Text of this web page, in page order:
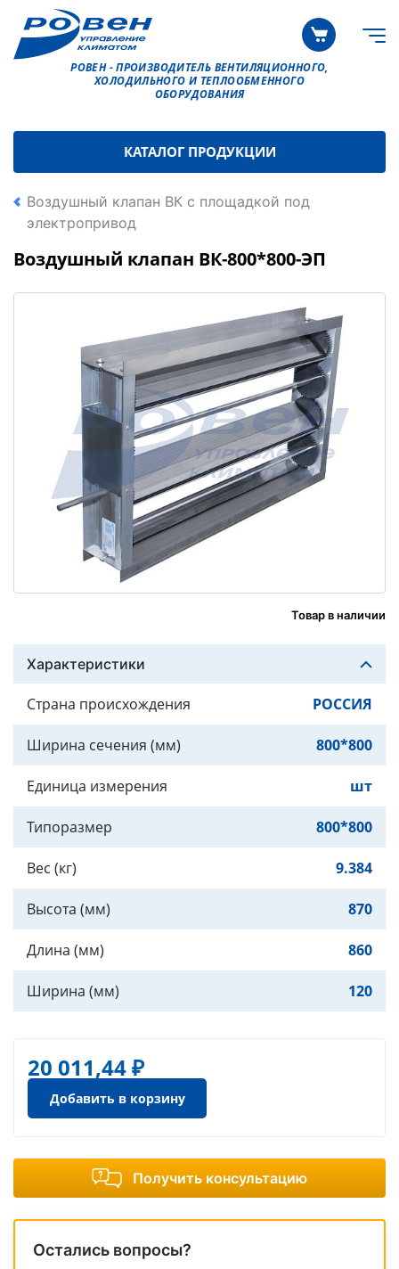
РОВЕН - ПРОИЗВОДИТЕЛЬ ВЕНТИЛЯЦИОННОГО,
ХОЛОДИЛЬНОГО И ТЕПЛООБМЕННОГО
ОБОРУДОВАНИЯ
КАТАЛОГ ПРОДУКЦИИ
Воздушный клапан ВК с площадкой под
электропривод
Воздушный клапан ВК-800*800-ЭП
Товар в наличии
Характеристики
Страна происхождения РОССИЯ
Ширина сечения (мм) 800*800
Единица измерения шт
Типоразмер 800*800
Вес (кг) 9.384
Высота (мм) 870
Длина (мм) 860
Ширина (мм) 120
20 011,44 ₽
Добавить в корзину
Получить консультацию
Остались вопросы?